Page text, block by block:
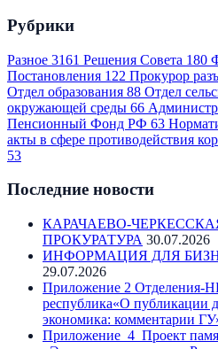
Рубрики
Разное 3161 Решения Совета 180
Постановления 122 Прокурор
Отдел образования 88 Отдел
окружающей среды 66
Пенсионный Фонд РФ 63
акты в сфере противодействия
53
Последние новости
КАРАЧАЕВО-
ПРОКУРАТУРА 30.07.2026
ИНФОРМАЦИЯ ДЛЯ
29.07.2026
Приложение 2 Отделения-
республика«О публикации
экономика: комментарии
Приложение_4_Проект